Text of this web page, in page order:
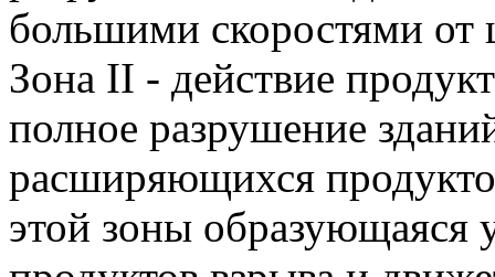
большими скоростями от
Зона II - действие
полное разрушение
расширяющихся
этой зоны образующаяся